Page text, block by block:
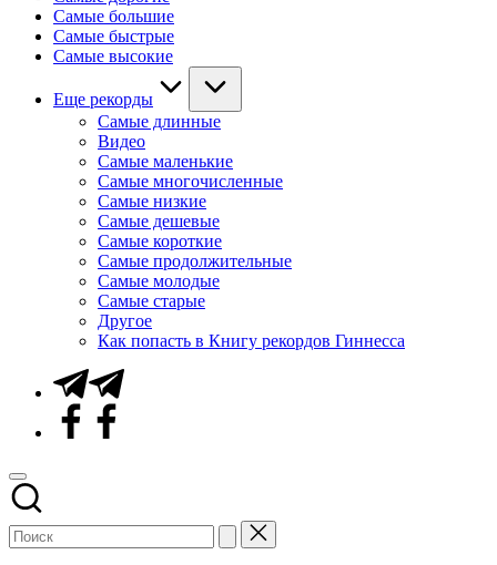
Самые большие
Самые быстрые
Самые высокие
Еще рекорды
Самые длинные
Видео
Самые маленькие
Самые многочисленные
Самые низкие
Самые дешевые
Самые короткие
Самые продолжительные
Самые молодые
Самые старые
Другое
Как попасть в Книгу рекордов Гиннесса
Telegram
Facebook